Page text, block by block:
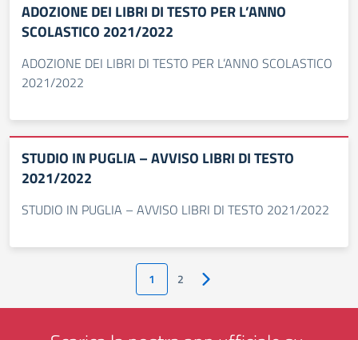
ADOZIONE DEI LIBRI DI TESTO PER L’ANNO
SCOLASTICO 2021/2022
ADOZIONE DEI LIBRI DI TESTO PER L’ANNO SCOLASTICO
2021/2022
STUDIO IN PUGLIA – AVVISO LIBRI DI TESTO
2021/2022
STUDIO IN PUGLIA – AVVISO LIBRI DI TESTO 2021/2022
1 2 Pagina successiva